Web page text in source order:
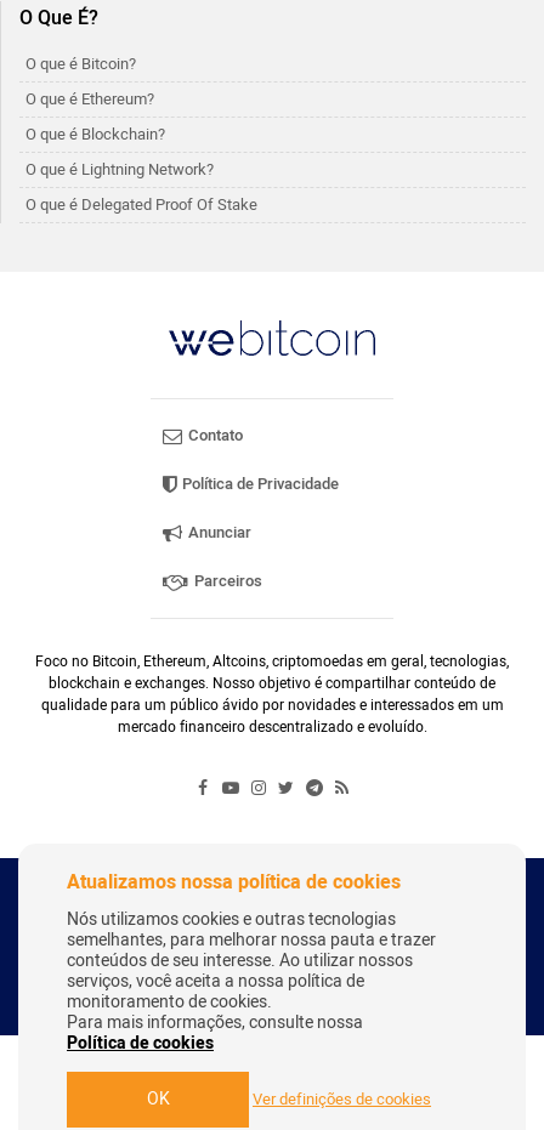
O Que É?
O que é Bitcoin?
O que é Ethereum?
O que é Blockchain?
O que é Lightning Network?
O que é Delegated Proof Of Stake
Contato
Política de Privacidade
Anunciar
Parceiros
Foco no Bitcoin, Ethereum, Altcoins, criptomoedas em geral, tecnologias,
blockchain e exchanges. Nosso objetivo é compartilhar conteúdo de
qualidade para um público ávido por novidades e interessados em um
mercado financeiro descentralizado e evoluído.
Copyright Webitcoin 2018 - Todos os Direitos Reservados
Desenvolvido por: Herick Correa
Atualizamos nossa política de cookies
Nós utilizamos cookies e outras tecnologias
semelhantes, para melhorar nossa pauta e trazer
conteúdos de seu interesse. Ao utilizar nossos
serviços, você aceita a nossa política de
monitoramento de cookies.
Para mais informações, consulte nossa
Política de cookies
OK Ver definições de cookies